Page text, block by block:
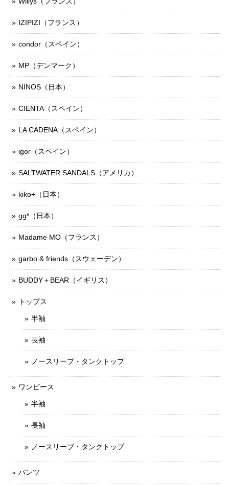
IZIPIZI（フランス）
condor（スペイン）
MP（デンマーク）
NINOS（日本）
CIENTA（スペイン）
LA CADENA（スペイン）
igor（スペイン）
SALTWATER SANDALS（アメリカ）
kiko+（日本）
gg*（日本）
Madame MO（フランス）
garbo & friends（スウェーデン）
BUDDY＋BEAR（イギリス）
トップス
半袖
長袖
ノースリーブ・タンクトップ
ワンピース
半袖
長袖
ノースリーブ・タンクトップ
パンツ